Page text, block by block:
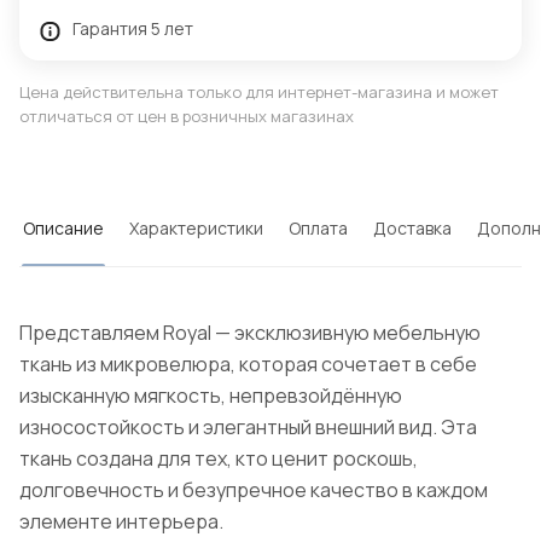
Гарантия 5 лет
Цена действительна только для интернет-магазина и может
отличаться от цен в розничных магазинах
Описание Характеристики Оплата Доставка
Представляем Royal — эксклюзивную мебельную
ткань из микровелюра, которая сочетает в себе
изысканную мягкость, непревзойдённую
износостойкость и элегантный внешний вид. Эта
ткань создана для тех, кто ценит роскошь,
долговечность и безупречное качество в каждом
элементе интерьера.